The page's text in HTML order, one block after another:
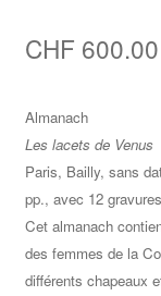
CHF 600.00
Almanach
Les lacets de Venus
Paris, Bailly, sans
pp., avec 12
Cet almanach
des femmes de la
différents chapeaux